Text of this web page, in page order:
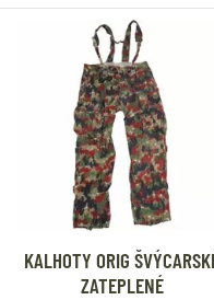
KALHOTY ORIG
ZATEPLENÉ